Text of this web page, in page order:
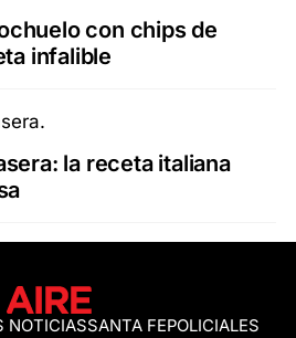
con chips de
infalible
la receta italiana
NOTICIASSANTA FEPOLICIALES